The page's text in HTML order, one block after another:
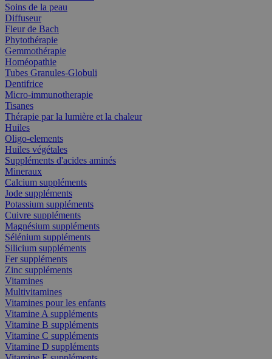
Soins de la peau
Diffuseur
Fleur de Bach
Phytothérapie
Gemmothérapie
Homéopathie
Tubes Granules-Globuli
Dentifrice
Micro-immunotherapie
Tisanes
Thérapie par la lumière et la chaleur
Huiles
Oligo-elements
Huiles végétales
Suppléments d'acides aminés
Mineraux
Calcium suppléments
Jode suppléments
Potassium suppléments
Cuivre suppléments
Magnésium suppléments
Sélénium suppléments
Silicium suppléments
Fer suppléments
Zinc suppléments
Vitamines
Multivitamines
Vitamines pour les enfants
Vitamine A suppléments
Vitamine B suppléments
Vitamine C suppléments
Vitamine D suppléments